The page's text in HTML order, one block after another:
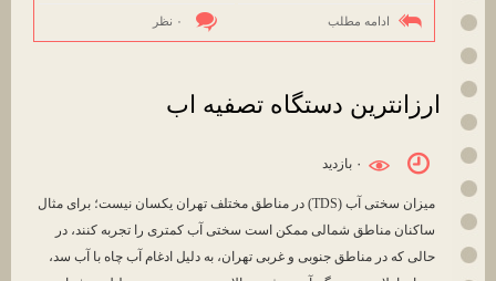
ادامه مطلب ۰ نظر
ارزانترین دستگاه تصفیه اب
۰ بازديد
میزان سختی آب (TDS) در مناطق مختلف تهران یکسان نیست؛ برای مثال
ساکنان مناطق شمالی ممکن است سختی آب کمتری را تجربه کنند، در
حالی که در مناطق جنوبی و غربی تهران، به دلیل ادغام آب چاه با آب سد،